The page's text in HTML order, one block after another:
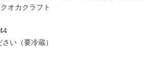
オカクラフト
い（要冷蔵）